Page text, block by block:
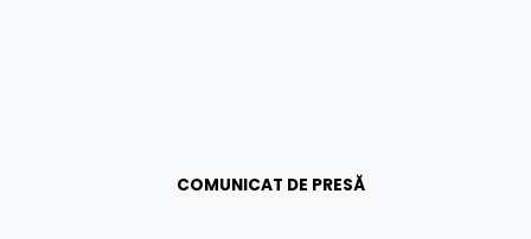
COMUNICAT DE PRESĂ